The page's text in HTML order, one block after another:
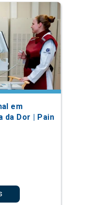
em
da Dor | Pain